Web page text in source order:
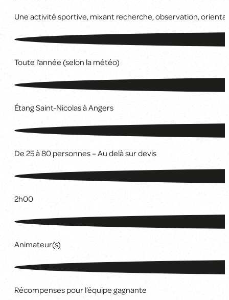
Une activité sportive, mixant recherche, observation,
Toute l’année (selon la météo)
Étang Saint-Nicolas à Angers
De 25 à 80 personnes – Au delà sur devis
2h00
Animateur(s)
Récompenses pour l’équipe gagnante